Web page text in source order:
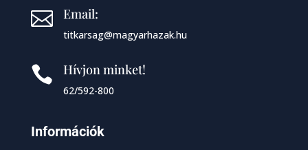
 Email:
titkarsag@magyarhazak.hu
 Hívjon minket!
62/592-800
Információk